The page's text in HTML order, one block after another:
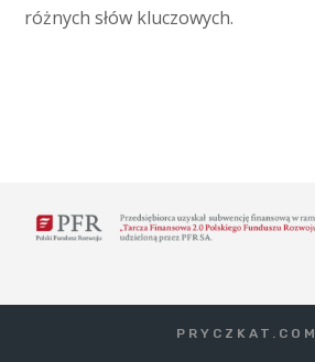
różnych słów kluczowych.
PRYCZKAT.COM